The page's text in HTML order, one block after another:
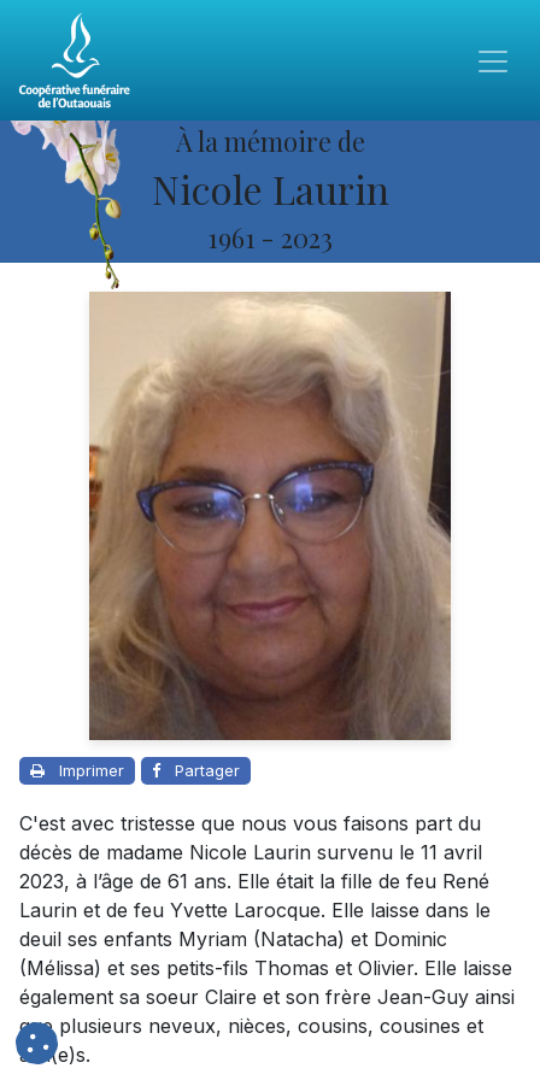
À la mémoire de
Nicole Laurin
1961 - 2023
Imprimer Partager
C'est avec tristesse que nous vous faisons part du
décès de madame Nicole Laurin survenu le 11 avril
2023, à l’âge de 61 ans. Elle était la fille de feu René
Laurin et de feu Yvette Larocque. Elle laisse dans le
deuil ses enfants Myriam (Natacha) et Dominic
(Mélissa) et ses petits-fils Thomas et Olivier. Elle laisse
également sa soeur Claire et son frère Jean-Guy ainsi
que plusieurs neveux, nièces, cousins, cousines et
ami(e)s.